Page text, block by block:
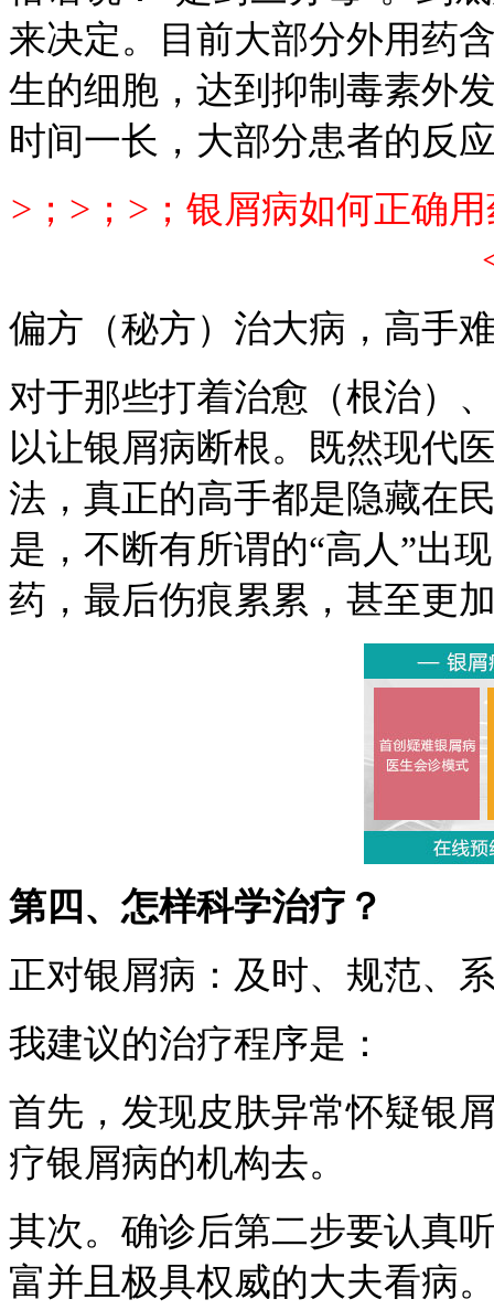
来决定。目前大部分外用药
生的细胞，达到抑制毒素外
时间一长，大部分患者的反
>；>；>；银屑病如何正确
偏方（秘方）治大病，高手
对于那些打着治愈（根治）
以让银屑病断根。既然现代
法，真正的高手都是隐藏在
是，不断有所谓的“高人”出
药，最后伤痕累累，甚至更
第四、怎样科学治疗？
正对银屑病：及时、规范、
我建议的治疗程序是：
首先，发现皮肤异常怀疑银
疗银屑病的机构去。
其次。确诊后第二步要认真
富并且极具权威的大夫看病